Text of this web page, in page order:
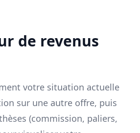
de revenus
votre situation actuelle
sur une autre offre, puis
(commission, paliers,